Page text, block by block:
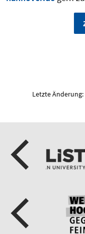
Letzte Änderung: